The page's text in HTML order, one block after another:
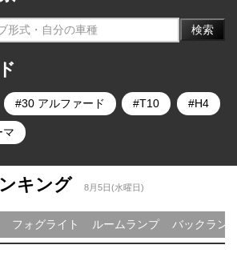
検索
30 アルファード T10 H4
マ
キング 8月5日(水曜日)
フォグライト ルームランプ バックラン